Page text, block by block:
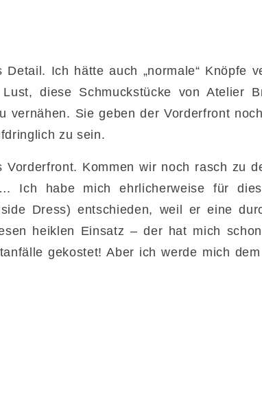
Detail. Ich hätte auch „normale“ Knöpfe
diese Schmuckstücke von Atelier
vernähen. Sie geben der Vorderfront
zu sein.
Vorderfront. Kommen wir noch rasch zu
Ich habe mich ehrlicherweise für
Dress) entschieden, weil er eine
heiklen Einsatz – der hat mich
gekostet! Aber ich werde mich